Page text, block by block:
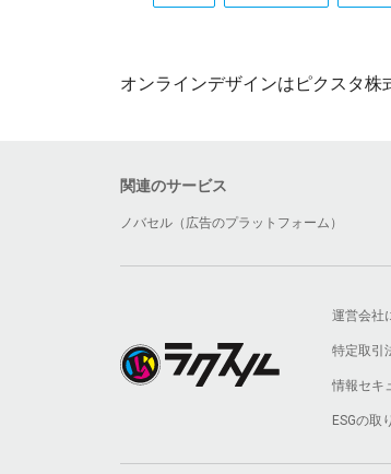
オンラインデザインはピクスタ株
関連のサービス
ノバセル（広告のプラットフォーム）
運営会社
特定取引
情報セキ
ESGの取